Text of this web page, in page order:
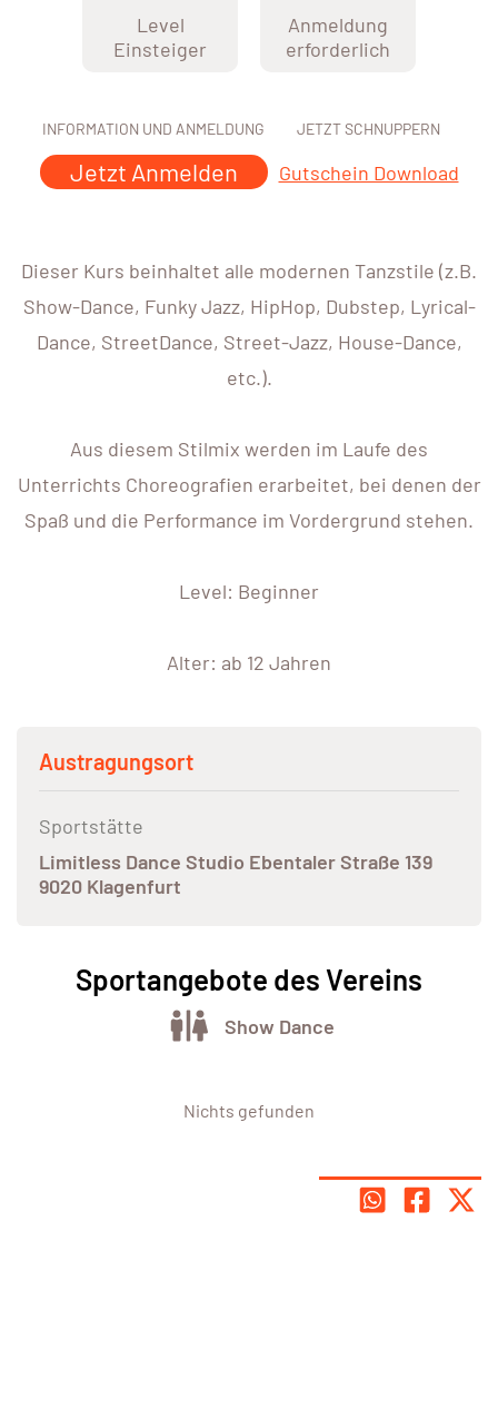
Level
Einsteiger
Anmeldung
erforderlich
INFORMATION UND ANMELDUNG
Jetzt Anmelden
JETZT SCHNUPPERN
Gutschein Download
Dieser Kurs beinhaltet alle modernen Tanzstile (z.B.
Show-Dance, Funky Jazz, HipHop, Dubstep, Lyrical-
Dance, StreetDance, Street-Jazz, House-Dance,
etc.).
Aus diesem Stilmix werden im Laufe des
Unterrichts Choreografien erarbeitet, bei denen der
Spaß und die Performance im Vordergrund stehen.
Level: Beginner
Alter: ab 12 Jahren
Austragungsort
Sportstätte
Limitless Dance Studio Ebentaler Straße 139
9020 Klagenfurt
Sportangebote des Vereins
Show Dance
Nichts gefunden